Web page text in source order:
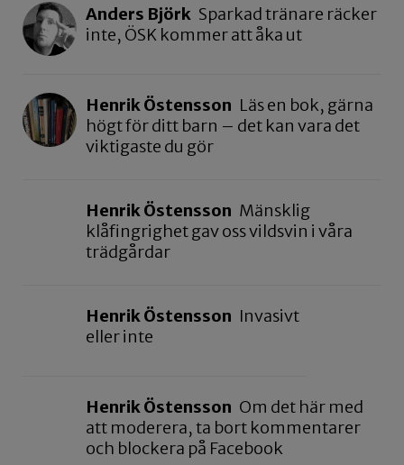
Anders Björk Sparkad tränare räcker
inte, ÖSK kommer att åka ut
Henrik Östensson Läs en bok, gärna
högt för ditt barn – det kan vara det
viktigaste du gör
Henrik Östensson Mänsklig
klåfingrighet gav oss vildsvin i våra
trädgårdar
Henrik Östensson Invasivt
eller inte
Henrik Östensson Om det här med
att moderera, ta bort kommentarer
och blockera på Facebook